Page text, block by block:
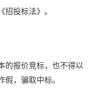
投标法》。
报价竞标，也不得以
，骗取中标。